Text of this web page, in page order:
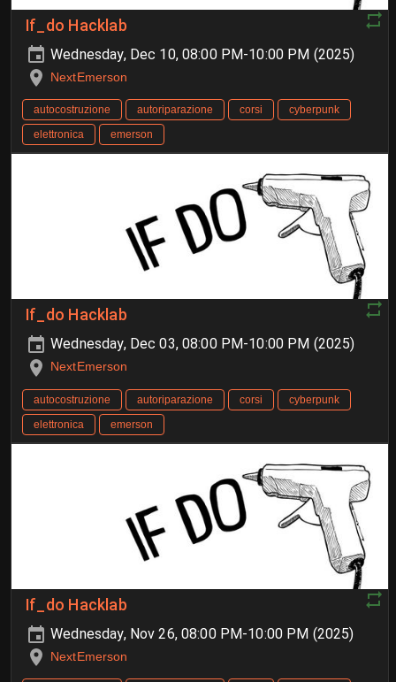
If_do Hacklab
Wednesday, Dec 10, 08:00 PM-10:00 PM (2025)
NextEmerson
autocostruzione autoriparazione corsi
cyberpunk
elettronica
emerson
If_do Hacklab
Wednesday, Dec 03, 08:00 PM-10:00 PM (2025)
NextEmerson
autocostruzione autoriparazione corsi
cyberpunk
elettronica
emerson
If_do Hacklab
Wednesday, Nov 26, 08:00 PM-10:00 PM (2025)
NextEmerson